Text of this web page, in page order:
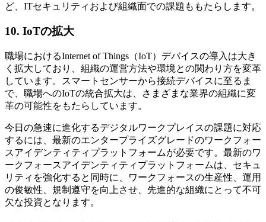
ど、ITセキュリティおよび組織面での課題ももたらします。
10. IoTの拡大
職場におけるInternet of Things（IoT）デバイスの導入は大き
く拡大しており、組織の運営方法や環境との関わり方を変革
しています。スマートセンサーから接続デバイスに至るま
で、職場へのIoTの統合拡大は、さまざまな業界の組織に変
革の可能性をもたらしています。
今日の急速に進化するデジタルワークプレイスの課題に対応
するには、最新のエンタープライズグレードのワークフォー
スアイデンティティプラットフォームが必要です。最新のワ
ークフォースアイデンティティプラットフォームは、セキュ
リティを強化すると同時に、ワークフォースの生産性、運用
の俊敏性、規制遵守を向上させ、先進的な組織にとって不可
欠な投資となります。